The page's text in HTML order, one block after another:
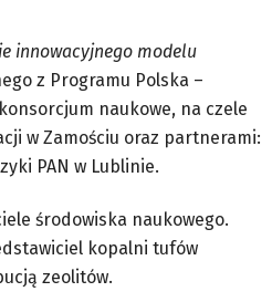
innowacyjnego modelu
z Programu Polska –
naukowe, na czele
w Zamościu oraz partnerami:
PAN w Lublinie.
środowiska naukowego.
kopalni tufów
zeolitów.